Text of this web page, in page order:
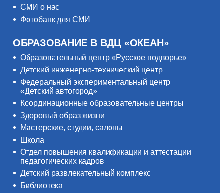
СМИ о нас
Фотобанк для СМИ
ОБРАЗОВАНИЕ В ВДЦ «ОКЕАН»
Образовательный центр «Русское подворье»
Детский инженерно-технический центр
Федеральный экспериментальный центр
«Детский автогород»
Координационные образовательные центры
Здоровый образ жизни
Мастерские, студии, салоны
Школа
Отдел повышения квалификации и аттестации
педагогических кадров
Детский развлекательный комплекс
Библиотека